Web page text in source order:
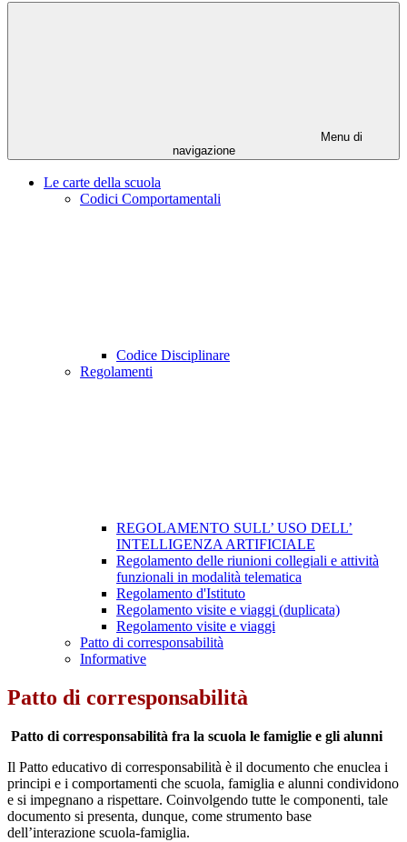
Menu di
navigazione
Le carte della scuola
Codici Comportamentali
Codice Disciplinare
Regolamenti
REGOLAMENTO SULL’ USO DELL’
INTELLIGENZA ARTIFICIALE
Regolamento delle riunioni collegiali e attività
funzionali in modalità telematica
Regolamento d'Istituto
Regolamento visite e viaggi (duplicata)
Regolamento visite e viaggi
Patto di corresponsabilità
Informative
Patto di corresponsabilità
Patto di corresponsabilità fra la scuola le famiglie e gli alunni
Il Patto educativo di corresponsabilità è il documento che enuclea i
principi e i comportamenti che scuola, famiglia e alunni condividono
e si impegnano a rispettare. Coinvolgendo tutte le componenti, tale
documento si presenta, dunque, come strumento base
dell’interazione scuola-famiglia.